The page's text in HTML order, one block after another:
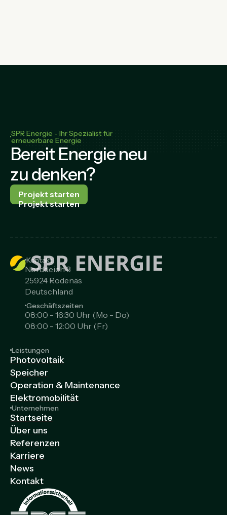
SPR Energie - Ihr Spezialist für
erneuerbare Energie
Bereit Energie neu
zu denken?
Projekt starten
Projekt starten
Kontakt
Norddeich 3
25924 Rodenäs
Deutschland
Geschäftszeiten
08:00 - 16:30 Uhr (Mo - Do)
08:00 - 12:00 Uhr (Fr)
Leistungen
Photovoltaik
Speicher
Operation & Maintenance
Elektromobilität
Unternehmen
Startseite
Über uns
Referenzen
Karriere
News
Kontakt